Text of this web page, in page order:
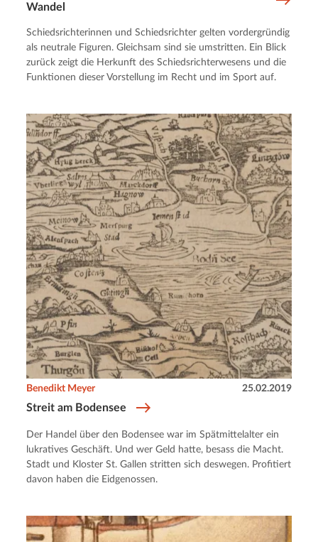
Wandel
Schiedsrichterinnen und Schiedsrichter gelten vordergründig
als neutrale Figuren. Gleichsam sind sie umstritten. Ein Blick
zurück zeigt die Herkunft des Schiedsrichterwesens und die
Funktionen dieser Vorstellung im Recht und im Sport auf.
Streit am Bodensee
Benedikt Meyer 25.02.2019
Der Handel über den Bodensee war im Spätmittelalter ein
lukratives Geschäft. Und wer Geld hatte, besass die Macht.
Stadt und Kloster St. Gallen stritten sich deswegen. Profitiert
davon haben die Eidgenossen.